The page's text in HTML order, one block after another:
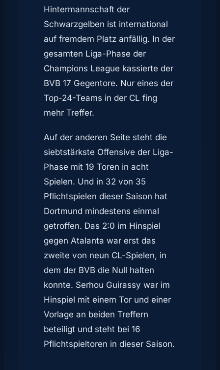
Hintermannschaft der
Schwarzgelben ist international
auf fremdem Platz anfällig. In der
gesamten Liga-Phase der
Champions League kassierte der
BVB 17 Gegentore. Nur eines der
Top-24-Teams in der CL fing
mehr Treffer.
Auf der anderen Seite steht die
siebtstärkste Offensive der Liga-
Phase mit 19 Toren in acht
Spielen. Und in 32 von 35
Pflichtspielen dieser Saison hat
Dortmund mindestens einmal
getroffen. Das 2:0 im Hinspiel
gegen Atalanta war erst das
zweite von neun CL-Spielen, in
dem der BVB die Null halten
konnte. Serhou Guirassy war im
Hinspiel mit einem Tor und einer
Vorlage an beiden Treffern
beteiligt und steht bei 16
Pflichtspieltoren in dieser Saison.